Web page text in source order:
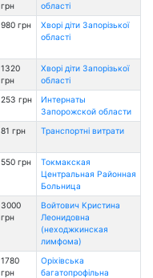
грн
області
980 грн
Хворі діти Запорізької
області
1320
грн
Хворі діти Запорізької
області
253 грн
Интернаты
Запорожской области
81 грн Транспортні витрати
550 грн
Токмакская
Центральная Районная
Больница
3000
грн
Войтович Кристина
Леонидовна
(неходжкинская
лимфома)
1780
грн
Оріхівська
багатопрофільна